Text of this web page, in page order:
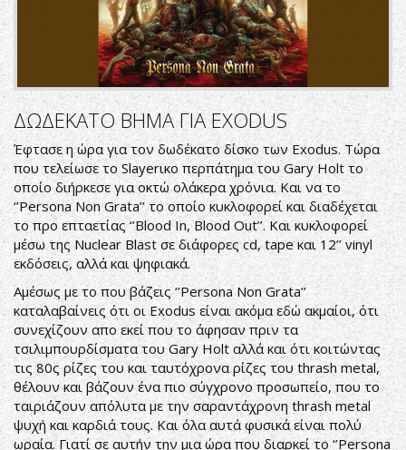
ΔΩΔΕΚΑΤΟ ΒΗΜΑ ΓΙΑ EXODUS
Έφτασε η ώρα για τον δωδέκατο δίσκο των Exodus. Τώρα
που τελείωσε το Slayerικο περπάτημα του Gary Holt το
οποίο διήρκεσε για οκτώ ολάκερα χρόνια. Και να το
‘’Persona Non Grata’’ το οποίο κυκλοφορεί και διαδέχεται
το προ επταετίας ‘’Blood In, Blood Out’’. Και κυκλοφορεί
μέσω της Nuclear Blast σε διάφορες cd, tape και 12’’ vinyl
εκδόσεις, αλλά και ψηφιακά.
Αμέσως με το που βάζεις ‘’Persona Non Grata’’
καταλαβαίνεις ότι οι Exodus είναι ακόμα εδώ ακμαίοι, ότι
συνεχίζουν απο εκεί που το άφησαν πριν τα
τσιλιμπουρδίσματα του Gary Holt αλλά και ότι κοιτώντας
τις 80ς ρίζες του και ταυτόχρονα ρίζες του thrash metal,
θέλουν και βάζουν ένα πιο σύγχρονο προσωπείο, που το
ταιριάζουν απόλυτα με την σαραντάχρονη thrash metal
ψυχή και καρδιά τους. Και όλα αυτά φυσικά είναι πολύ
ωραία. Γιατί σε αυτήν την μια ώρα που διαρκεί το ‘’Persona